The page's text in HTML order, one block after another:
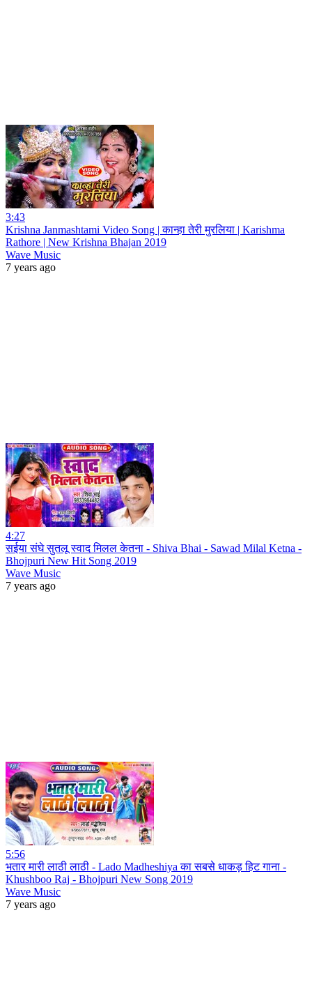
3:43
Krishna Janmashtami Video Song | कान्हा तेरी मुरलिया | Karishma
Rathore | New Krishna Bhajan 2019
Wave Music
7 years ago
4:27
सईया संघे सुतलू स्वाद मिलल केतना - Shiva Bhai - Sawad Milal Ketna -
Bhojpuri New Hit Song 2019
Wave Music
7 years ago
5:56
भतार मारी लाठी लाठी - Lado Madheshiya का सबसे धाकड़ हिट गाना -
Khushboo Raj - Bhojpuri New Song 2019
Wave Music
7 years ago